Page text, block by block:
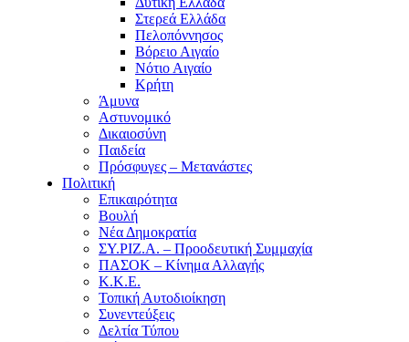
Στερεά Ελλάδα
Πελοπόννησος
Βόρειο Αιγαίο
Νότιο Αιγαίο
Κρήτη
Άμυνα
Αστυνομικό
Δικαιοσύνη
Παιδεία
Πρόσφυγες – Μετανάστες
Πολιτική
Επικαιρότητα
Βουλή
Νέα Δημοκρατία
ΣΥ.ΡΙΖ.Α. – Προοδευτική Συμμαχία
ΠΑΣΟΚ – Κίνημα Αλλαγής
Κ.Κ.Ε.
Τοπική Αυτοδιοίκηση
Συνεντεύξεις
Δελτία Τύπου